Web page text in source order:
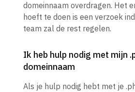
domeinnaam overdragen. Het
hoeft te doen is een verzoek
team zal de rest regelen.
Ik heb hulp nodig met mijn
domeinnaam
Als je hulp nodig hebt met je